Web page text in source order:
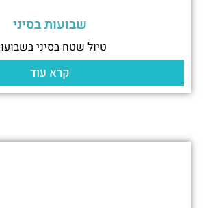
שבועות בסיני
טיול שטח בסיני בשבועות
קרא עוד